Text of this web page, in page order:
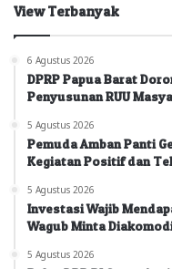
View Terbanyak
6 Agustus 2026
DPRP Papua Barat
Penyusunan RUU
5 Agustus 2026
Pemuda Amban Panti
Kegiatan Positif dan
5 Agustus 2026
Investasi Wajib
Wagub Minta
5 Agustus 2026